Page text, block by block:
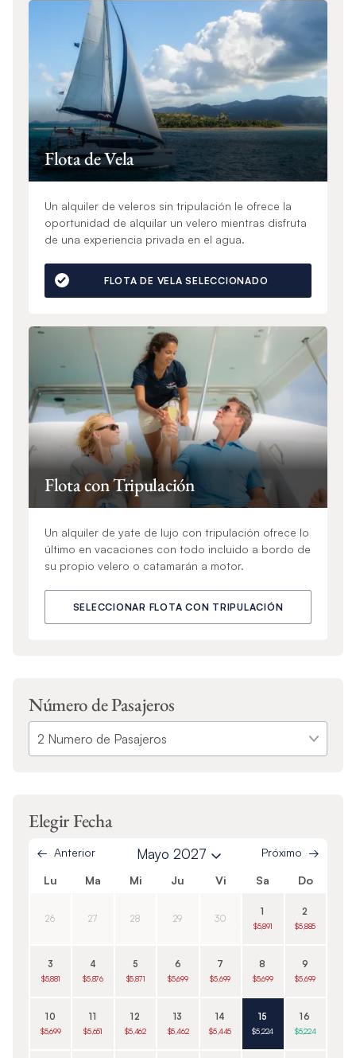
Flota de Vela
Un alquiler de veleros sin tripulación le ofrece la
oportunidad de alquilar un velero mientras disfruta
de una experiencia privada en el agua.
FLOTA DE VELA SELECCIONADO
Flota con Tripulación
Un alquiler de yate de lujo con tripulación ofrece lo
último en vacaciones con todo incluido a bordo de
su propio velero o catamarán a motor.
SELECCIONAR FLOTA CON TRIPULACIÓN
Número de Pasajeros
Elegir Fecha
Anterior Mayo 2027 Próximo
Lu Ma Mi Ju Vi Sa Do
26 27 28 29 30
1
$5,891
2
$5,885
3
$5,881
4
$5,876
5
$5,871
6
$5,699
7
$5,699
8
$5,699
9
$5,699
10
$5,699
11
$5,651
12
$5,462
13
$5,462
14
$5,445
15
$5,224
16
$5,224